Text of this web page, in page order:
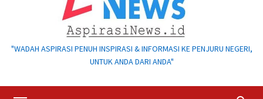
"WADAH ASPIRASI PENUH INSPIRASI & INFORMASI KE PENJURU NEGERI,
UNTUK ANDA DARI ANDA"